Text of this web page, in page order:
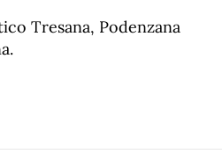
Tresana, Podenzana